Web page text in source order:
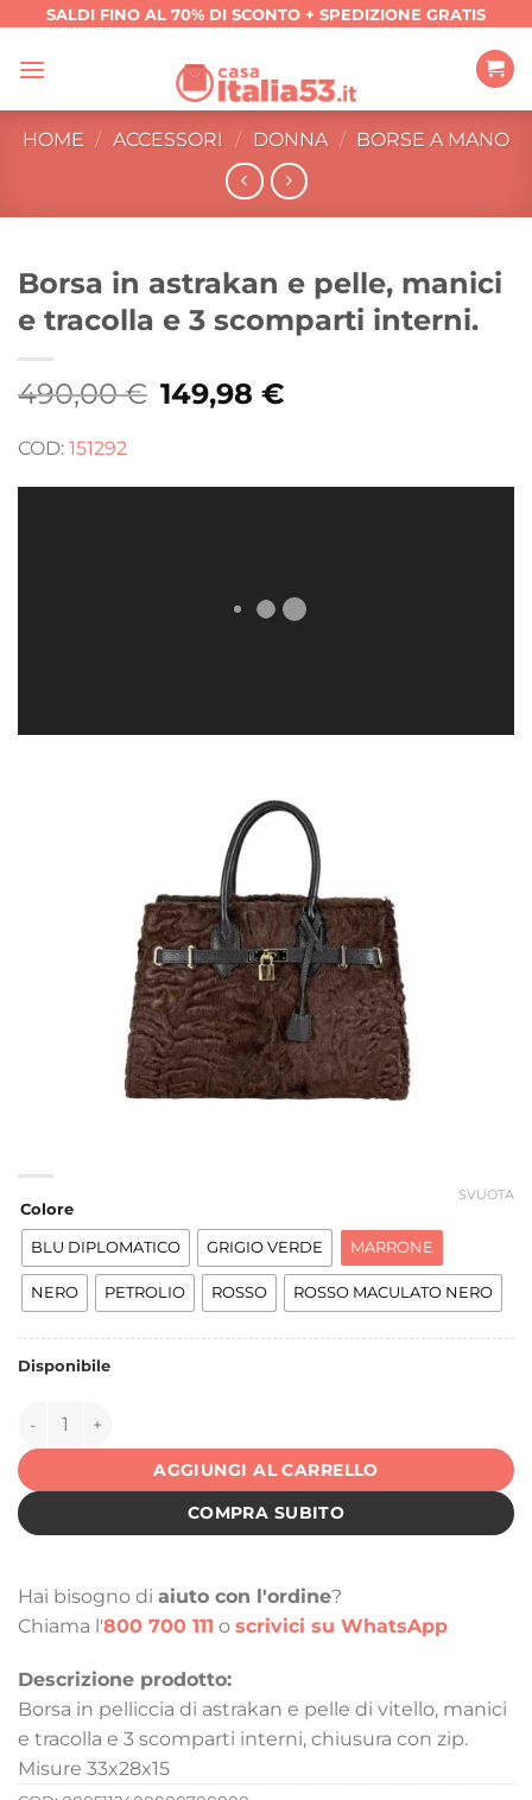
contenuti
SALDI FINO AL 70% DI SCONTO + SPEDIZIONE GRATIS
HOME / ACCESSORI / DONNA / BORSE A MANO
Borsa in astrakan e pelle, manici
e tracolla e 3 scomparti interni.
490,00€ Il
prezzo
149,98€Il
prezzo
COD: 151292
Colore
BLU DIPLOMATICO GRIGIO VERDE MARRONE
NERO PETROLIO ROSSO ROSSO MACULATO NERO
SVUOTA
Disponibile
151292 quantità
AGGIUNGI AL CARRELLO
COMPRA SUBITO
Hai bisogno di aiuto con l'ordine?
Chiama l'800 700 111 o scrivici su WhatsApp
Descrizione prodotto:
Borsa in pelliccia di astrakan e pelle di vitello, manici
e tracolla e 3 scomparti interni, chiusura con zip.
Misure 33x28x15